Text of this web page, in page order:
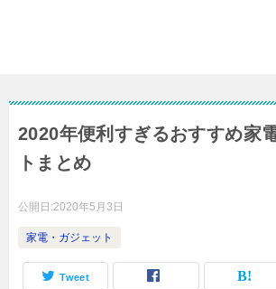
2020年便利すぎるおすすめ家
トまとめ
公開日:2020年5月3日
家電・ガジェット
Tweet